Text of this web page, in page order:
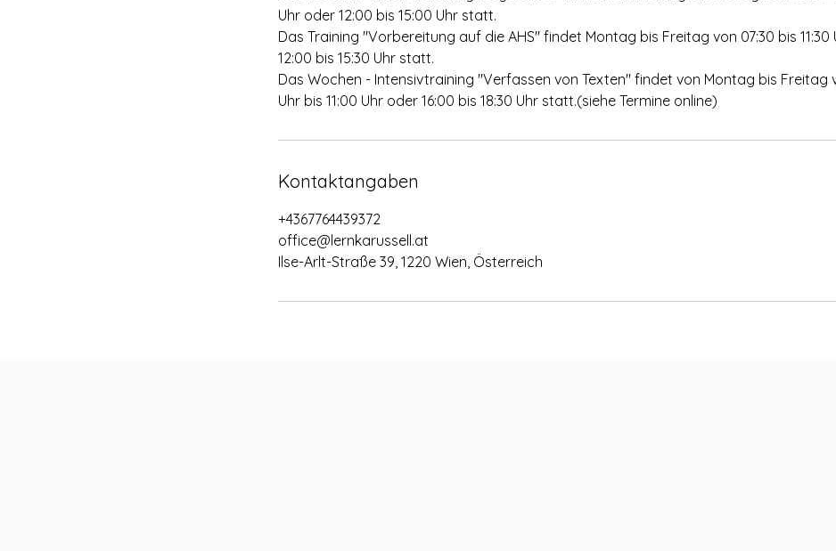
Uhr oder 12:00 bis 15:00 Uhr statt.
Das Training "Vorbereitung auf die AHS" findet Montag bis Freitag von 07:30 bis 11:30
12:00 bis 15:30 Uhr statt.
Das Wochen - Intensivtraining "Verfassen von Texten" findet von Montag bis Freitag
Uhr bis 11:00 Uhr oder 16:00 bis 18:30 Uhr statt.(siehe Termine online)
Kontaktangaben
+4367764439372
office@lernkarussell.at
Ilse-Arlt-Straße 39, 1220 Wien, Österreich